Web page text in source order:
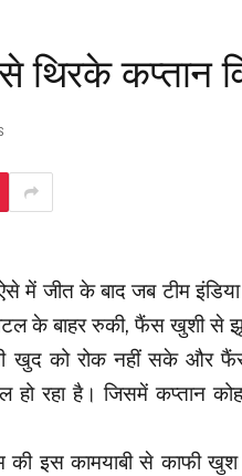
कप्तान
में जीत के बाद जब टीम इंडिया
के बाहर रुकी, फैंस खुशी से
खुद को रोक नहीं सके और
हो रहा है। जिसमें कप्तान
की इस कामयाबी से काफी